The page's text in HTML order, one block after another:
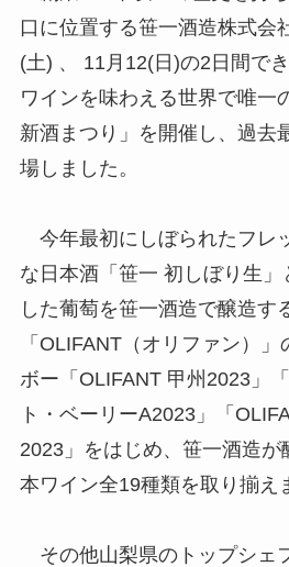
口に位置する笹一酒造株式会
(土) 、 11月12(日)の2日間で
ワインを味わえる世界で唯一
新酒まつり」を開催し、過去
場しました。
今年最初にしぼられたフレ
な日本酒「笹一 初しぼり生
した葡萄を笹一酒造で醸造す
「OLIFANT（オリファン）
ボー「OLIFANT 甲州2023」
ト・ベーリーA2023」「
2023」をはじめ、笹一酒造が
本ワイン全19種類を取り揃え
その他山梨県のトップシェ